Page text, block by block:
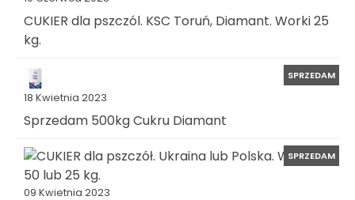
CUKIER dla pszczól. KSC Toruń, Diamant. Worki 25
kg.
18 Kwietnia 2023
SPRZEDAM
Sprzedam 500kg Cukru Diamant
09 Kwietnia 2023
SPRZEDAM